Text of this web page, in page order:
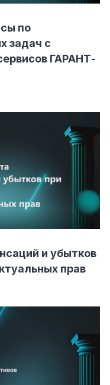
по
задач с
ГАРАНТ-
и убытков
прав